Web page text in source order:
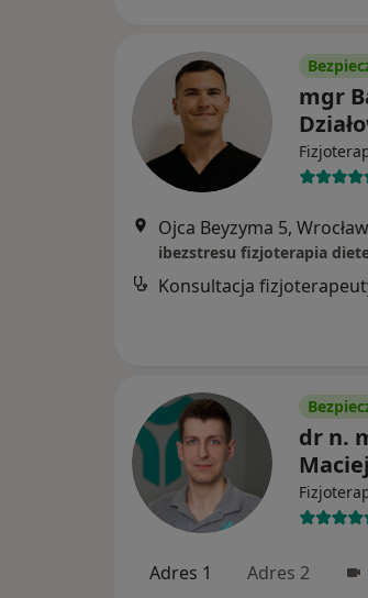
mgr
Ojca Beyzyma 5, Wrocław
ibezstresu fizjoterapia
Konsultacja
dr n.
Adres 1 Adres 2